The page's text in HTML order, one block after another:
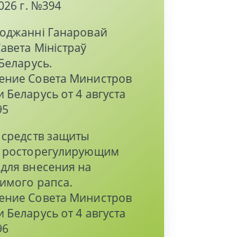
г. №394
Ганаровай
Мiнiстраў
Совета Министров
Беларусь от 4 августа
защиты
росторегулирующим
внесения на
рапса.
Совета Министров
Беларусь от 4 августа